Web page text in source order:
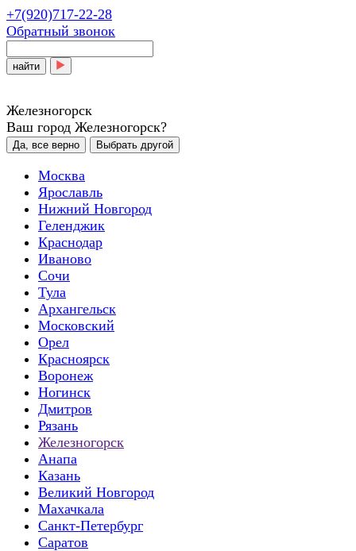
+7(920)717-22-28
Обратный звонок
найти
Железногорск
Ваш город Железногорск?
Да, все верно Выбрать другой
Москва
Ярославль
Нижний Новгород
Геленджик
Краснодар
Иваново
Сочи
Тула
Архангельск
Московский
Орел
Красноярск
Воронеж
Ногинск
Дмитров
Рязань
Железногорск
Анапа
Казань
Великий Новгород
Махачкала
Санкт-Петербург
Саратов